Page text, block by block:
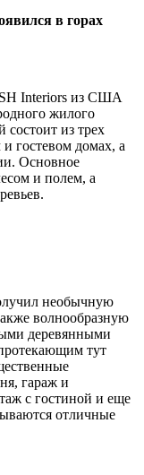
в горах
Interiors из США
жилого
состоит из трех
гостевом домах, а
Основное
и полем, а
необычную
волнообразную
деревянными
тут
гараж и
с гостиной и еще
отличные